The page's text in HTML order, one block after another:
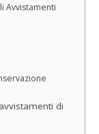
Avvistamenti
di